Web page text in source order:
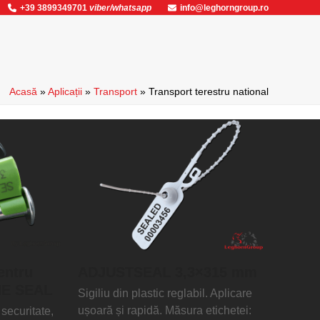
+39 3899349701 viber/whatsapp info@leghorngroup.ro
Acasă »Aplicații » Transport » Transport terestru national
Sigiliu din plastic reglabil. Aplicare
ușoară și rapidă. Măsura etichetei: